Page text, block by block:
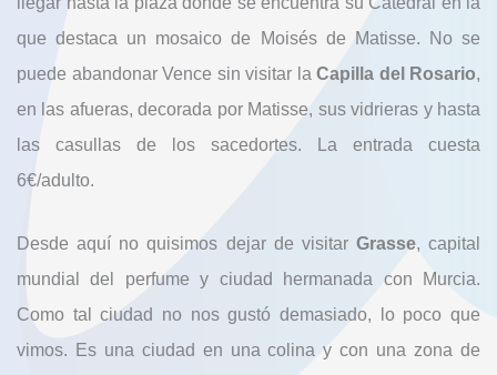
que destaca un mosaico de Moisés de Matisse. No se
puede abandonar Vence sin visitar la Capilla del Rosario,
en las afueras, decorada por Matisse, sus vidrieras y hasta
las casullas de los sacedortes. La entrada cuesta
6€/adulto.
Desde aquí no quisimos dejar de visitarGrasse, capital
mundial del perfume y ciudad hermanada con Murcia.
Como tal ciudad no nos gustó demasiado, lo poco que
vimos. Es una ciudad en una colina y con una zona de